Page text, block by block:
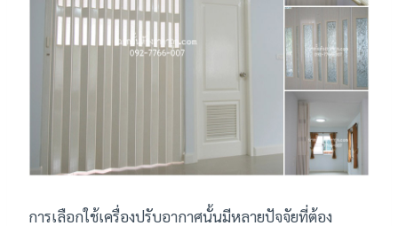
การเลือกใช้เครื่องปรับอากาศนั้นมีหลายปัจจัยที่ต้อง